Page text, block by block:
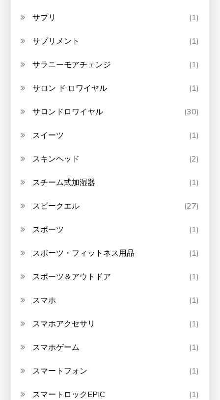
サプリ (1)
サプリメント (1)
サラニーモアチェンジ (1)
サロン ド ロワイヤル (1)
サロンドロワイヤル (30)
スイーツ (1)
スキンヘッド (2)
スチーム式加湿器 (1)
スピークエル (27)
スポーツ (1)
スポーツ・フィットネス用品 (1)
スポーツ＆アウトドア (1)
スマホ (1)
スマホアクセサリ (1)
スマホゲーム (1)
スマートフォン (1)
スマートロックEPIC (1)